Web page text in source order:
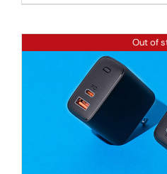
Out of